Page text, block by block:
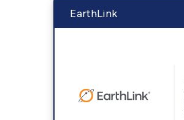
EarthLink